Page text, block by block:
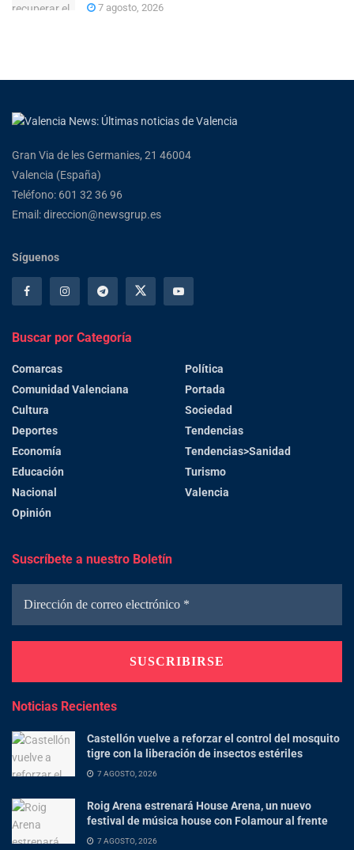
7 agosto, 2026
Gran Via de les Germanies, 21 46004
Valencia (España)
Teléfono: 601 32 36 96
Email: direccion@newsgrup.es
Síguenos
Buscar por Categoría
Comarcas
Comunidad Valenciana
Cultura
Deportes
Economía
Educación
Nacional
Opinión
Política
Portada
Sociedad
Tendencias
Tendencias>Sanidad
Turismo
Valencia
Suscríbete a nuestro Boletín
Noticias Recientes
Castellón vuelve a reforzar el control del mosquito
tigre con la liberación de insectos estériles
7 AGOSTO, 2026
Roig Arena estrenará House Arena, un nuevo
festival de música house con Folamour al frente
7 AGOSTO, 2026